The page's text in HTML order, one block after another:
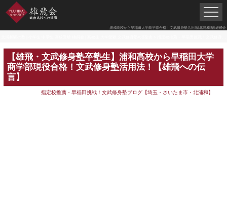
浦和高校から早稲田大学商学部合格！文武修身塾活用法|北浦和|塾|雄飛会
【雄飛・文武修身塾卒塾生】浦和高校から早稲田大学
商学部現役合格！文武修身塾活用法！【雄飛への伝
言】
指定校推薦・早稲田挑戦！文武修身塾ブログ【埼玉・さいたま市・北浦和】